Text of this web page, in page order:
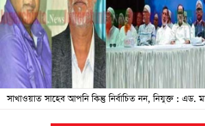
জনদুর্ভোগ
বিশেষ
সংবাদ
শিক্ষা
সাখাওয়াত সাহেব আপনি কিন্তু নির্বাচিত নন, নিযুক্ত : এড.